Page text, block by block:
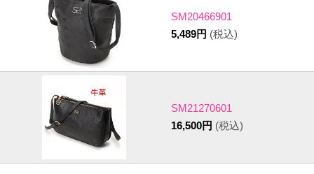
SM20466901
5,489円 (税込)
SM21270601
16,500円 (税込)